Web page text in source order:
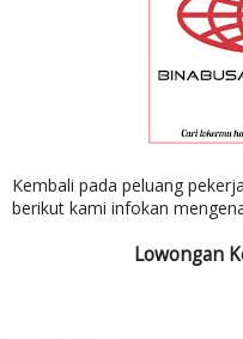
Kembali pada peluang
berikut kami infokan
Lowongan